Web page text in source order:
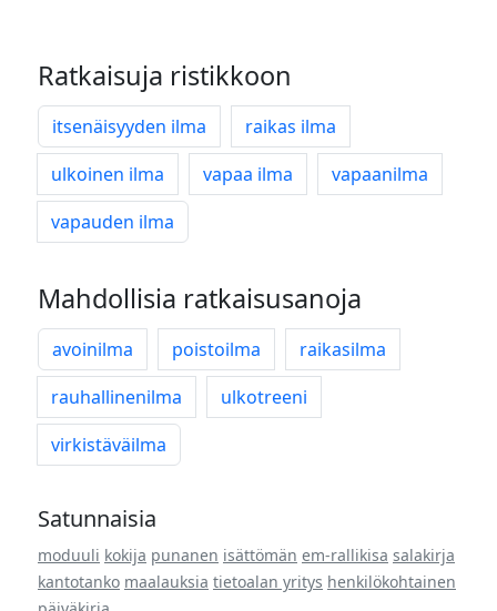
Ratkaisuja ristikkoon
itsenäisyyden ilma
raikas ilma
ulkoinen ilma
vapaa ilma
vapaanilma
vapauden ilma
Mahdollisia ratkaisusanoja
avoinilma poistoilma
raikasilma
rauhallinenilma
ulkotreeni
virkistäväilma
Satunnaisia
moduuli kokija punanen isättömän em-rallikisa salakirja
kantotanko maalauksia tietoalan yritys henkilökohtainen